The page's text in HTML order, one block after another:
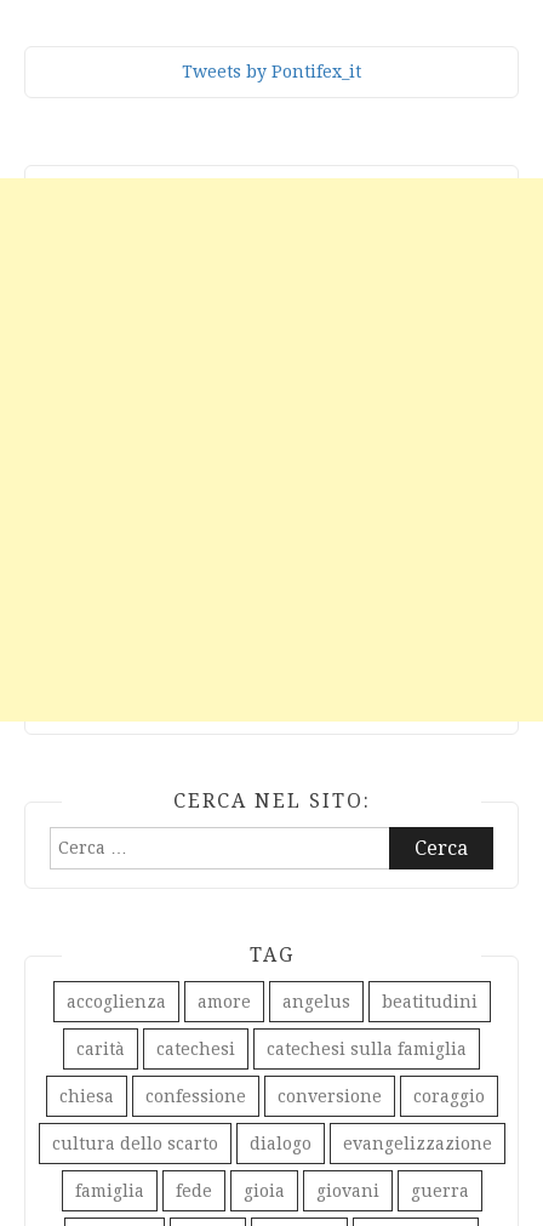
Tweets by Pontifex_it
CERCA NEL SITO:
Ricerca
TAG
accoglienza amore angelus beatitudini
carità catechesi catechesi sulla famiglia
chiesa confessione conversione coraggio
cultura dello scarto dialogo evangelizzazione
famiglia fede gioia giovani guerra